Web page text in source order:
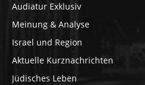
Audiatur Exklusiv
Meinung & Analyse
Israel und Region
Aktuelle Kurznachrichten
Jüdisches Leben